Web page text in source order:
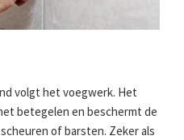
volgt het voegwerk. Het
betegelen en beschermt de
of barsten. Zeker als